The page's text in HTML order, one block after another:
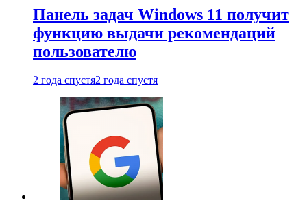
Панель задач Windows 11 получит
функцию выдачи рекомендаций
пользователю
2 года спустя2 года спустя